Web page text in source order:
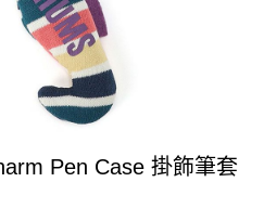
Pen Case 掛飾筆套